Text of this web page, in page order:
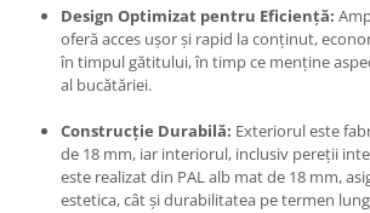
Design Optimizat pentru Eficiență:
oferă acces ușor și rapid la conținut,
în timpul gătitului, în timp ce menține
al bucătăriei.
Construcție Durabilă: Exteriorul este
de 18 mm, iar interiorul, inclusiv pereții
este realizat din PAL alb mat de 18 mm,
estetica, cât și durabilitatea pe termen